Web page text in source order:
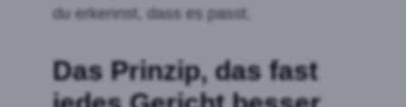
du erkennst, dass es passt.
Das Prinzip, das fast